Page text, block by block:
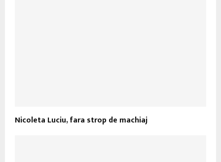
Nicoleta Luciu, fara strop de machiaj